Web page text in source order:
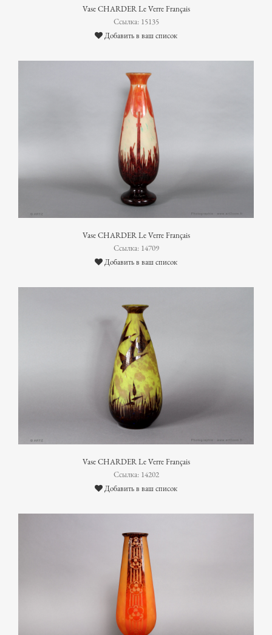
Vase CHARDER Le Verre Français
Ссылка: 15135
Добавить в ваш список
Vase CHARDER Le Verre Français
Ссылка: 14709
Добавить в ваш список
Vase CHARDER Le Verre Français
Ссылка: 14202
Добавить в ваш список